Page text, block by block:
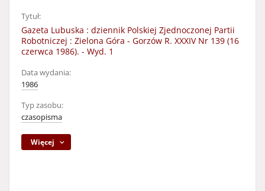
Tytuł:
Gazeta Lubuska : dziennik Polskiej Zjednoczonej Partii
Robotniczej : Zielona Góra - Gorzów R. XXXIV Nr 139 (16
czerwca 1986). - Wyd. 1
Data wydania:
1986
Typ zasobu:
czasopisma
Więcej